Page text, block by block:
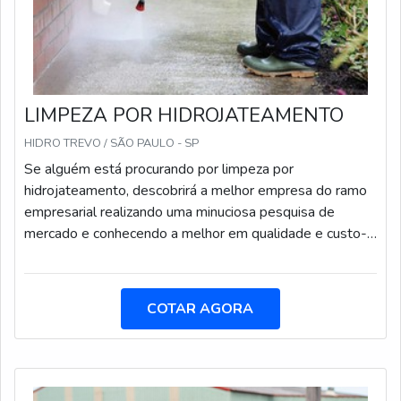
LIMPEZA POR HIDROJATEAMENTO
HIDRO TREVO / SÃO PAULO - SP
Se alguém está procurando por limpeza por
hidrojateamento, descobrirá a melhor empresa do ramo
empresarial realizando uma minuciosa pesquisa de
mercado e conhecendo a melhor em qualidade e custo-
HIDROJATEAMENTOSe alguém quer achar limpeza por
da Hidro Trevo. Especializada em hidrojateamento em
tanques de combustível e serviços de limpeza industrial,
atualidade.Ainda com uma visão analítica sobre limpeza
COTAR AGORA